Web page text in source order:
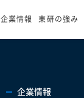
企業情報 東研の強み
企業情報